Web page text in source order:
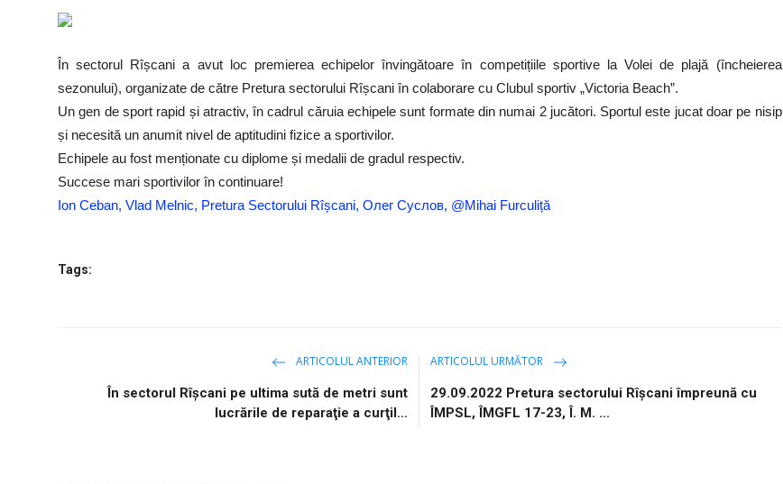
SERVICII
Căutați pe Internet
În sectorul Rîșcani a avut loc premierea echipelor învingătoare în competițiile sportive la Volei de plajă (încheierea
sezonului), organizate de către Pretura sectorului Rîșcani în colaborare cu Clubul sportiv „Victoria Beach”.
Un gen de sport rapid și atractiv, în cadrul căruia echipele sunt formate din numai 2 jucători. Sportul este jucat doar pe nisip
și necesită un anumit nivel de aptitudini fizice a sportivilor.
Echipele au fost menționate cu diplome și medalii de gradul respectiv.
Succese mari sportivilor în continuare!
Ion Ceban, Vlad Melnic, Pretura Sectorului Rîșcani, Олег Суслов, @Mihai Furculiță
Tags:
ARTICOLUL ANTERIOR
În sectorul Rîșcani pe ultima sută de metri sunt
lucrările de reparaţie a curţil...
ARTICOLUL URMĂTOR
29.09.2022 Pretura sectorului Rîșcani împreună cu
ÎMPSL, ÎMGFL 17-23, Î. M. ...